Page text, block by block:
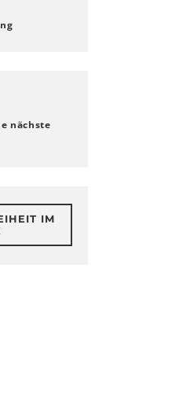
nächste
IM